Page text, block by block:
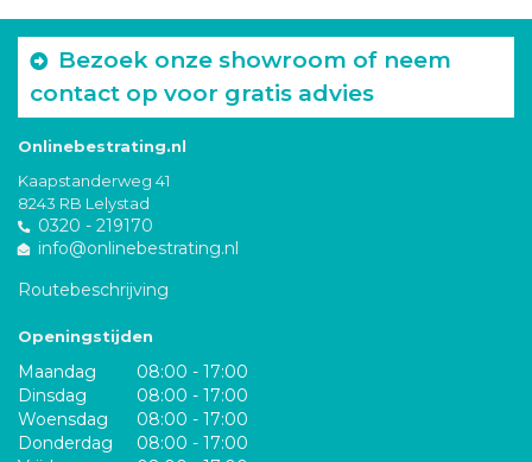
Bezoek onze showroom of neem
contact op voor gratis advies
Onlinebestrating.nl
Kaapstanderweg 41
8243 RB Lelystad
0320 - 219170
info@onlinebestrating.nl
Routebeschrijving
Openingstijden
Maandag
08:00 - 17:00
Dinsdag
08:00 - 17:00
Woensdag
08:00 - 17:00
Donderdag
08:00 - 17:00